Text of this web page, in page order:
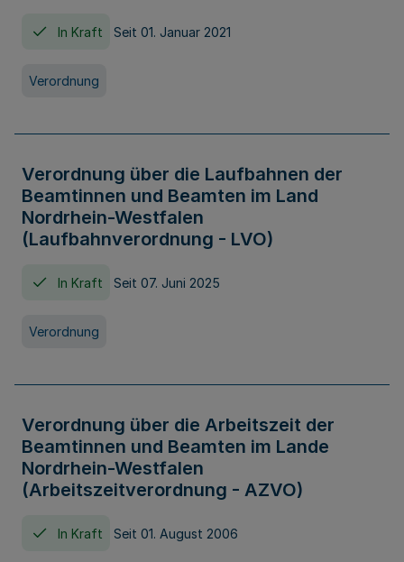
In Kraft Seit 01. Januar 2021
Verordnung
Verordnung über die Laufbahnen der
Beamtinnen und Beamten im Land
Nordrhein-Westfalen
(Laufbahnverordnung - LVO)
In Kraft Seit 07. Juni 2025
Verordnung
Verordnung über die Arbeitszeit der
Beamtinnen und Beamten im Lande
Nordrhein-Westfalen
(Arbeitszeitverordnung - AZVO)
In Kraft Seit 01. August 2006